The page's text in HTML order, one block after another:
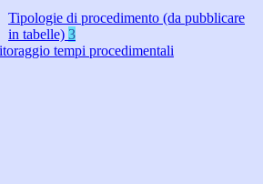
Tipologie di procedimento (da pubblicare
in tabelle) 3
tempi procedimentali